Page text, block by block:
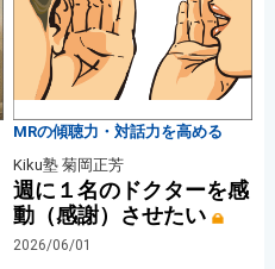
MRの傾聴力・対話力を高める
Kiku塾 菊岡正芳
週に１名のドクターを感
動（感謝）させたい
2026/06/01